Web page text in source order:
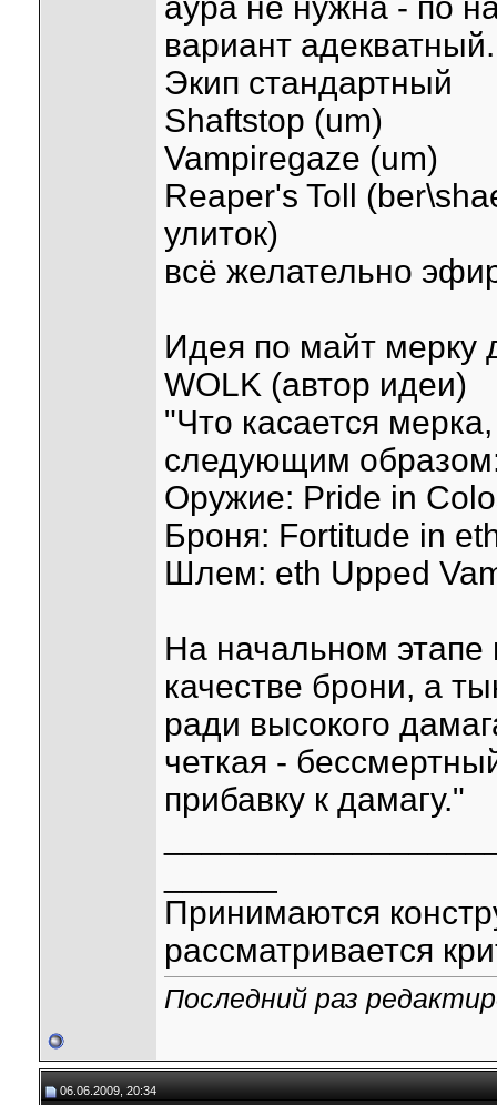
аура не нужна - по
вариант адекватный.
Экип стандартный
Shaftstop (um)
Vampiregaze (um)
Reaper's Toll
улиток)
всё желательно
Идея по майт мерку
WOLK (автор идеи)
"Что касается
следующим
Оружие: Pride in
Броня: Fortitude in
Шлем: eth Upped
На начальном
качестве брони, а
ради высокого
четкая -
прибавку к дамагу."
Принимаются
рассматривается
Последний раз
06.06.2009, 20:34